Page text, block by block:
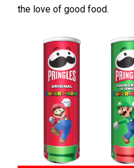
the love of good food.